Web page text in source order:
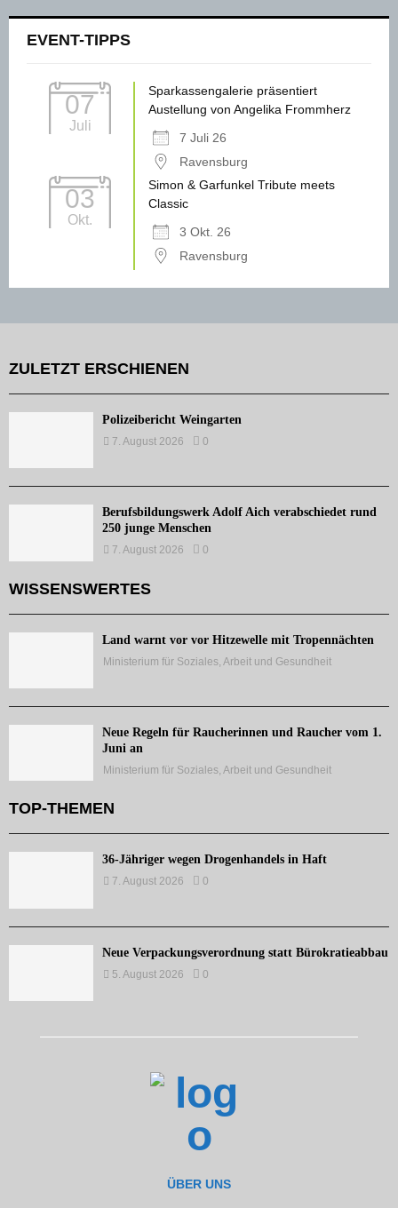
EVENT-TIPPS
07
Juli
Sparkassengalerie präsentiert
Austellung von Angelika Frommherz
7 Juli 26
Ravensburg
03
Okt.
Simon & Garfunkel Tribute meets
Classic
3 Okt. 26
Ravensburg
ZULETZT ERSCHIENEN
Polizeibericht Weingarten
7. August 2026 0
Berufsbildungswerk Adolf Aich verabschiedet rund
250 junge Menschen
7. August 2026 0
WISSENSWERTES
Land warnt vor vor Hitzewelle mit Tropennächten
Ministerium für Soziales, Arbeit und Gesundheit
Neue Regeln für Raucherinnen und Raucher vom 1.
Juni an
Ministerium für Soziales, Arbeit und Gesundheit
TOP-THEMEN
36-Jähriger wegen Drogenhandels in Haft
7. August 2026 0
Neue Verpackungsverordnung statt Bürokratieabbau
5. August 2026 0
ÜBER UNS